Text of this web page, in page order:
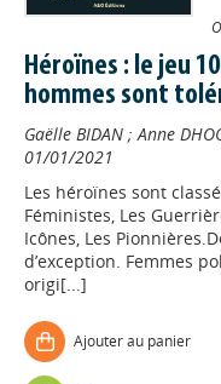
Héroïnes : le jeu
hommes sont
Gaëlle BIDAN ; Anne
01/01/2021
Les héroïnes sont
Féministes, Les
Icônes, Les
d’exception. Femmes
origi[...]
Ajouter au panier